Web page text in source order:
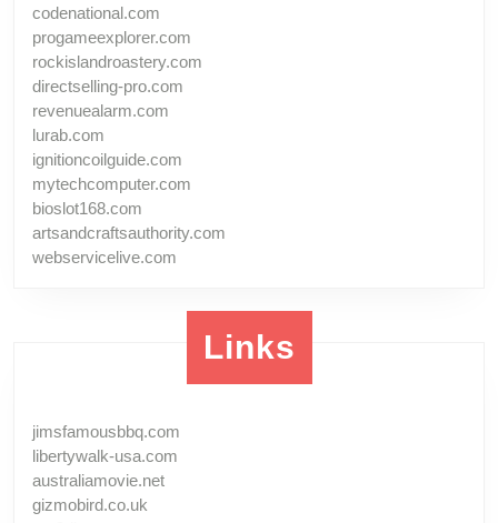
codenational.com
progameexplorer.com
rockislandroastery.com
directselling-pro.com
revenuealarm.com
lurab.com
ignitioncoilguide.com
mytechcomputer.com
bioslot168.com
artsandcraftsauthority.com
webservicelive.com
Links
jimsfamousbbq.com
libertywalk-usa.com
australiamovie.net
gizmobird.co.uk